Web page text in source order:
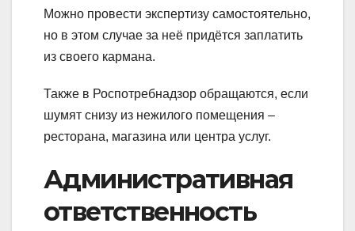
Можно провести экспертизу самостоятельно,
но в этом случае за неё придётся заплатить
из своего кармана.
Также в Роспотребнадзор обращаются, если
шумят снизу из нежилого помещения –
ресторана, магазина или центра услуг.
Административная
ответственность